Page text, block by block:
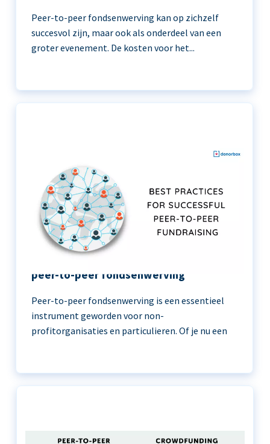
Peer-to-peer fondsenwerving kan op zichzelf
succesvol zijn, maar ook als onderdeel van een
groter evenement. De kosten voor het...
11 beste praktijken voor succesvolle
peer-to-peer fondsenwerving
Peer-to-peer fondsenwerving is een essentieel
instrument geworden voor non-
profitorganisaties en particulieren. Of je nu een